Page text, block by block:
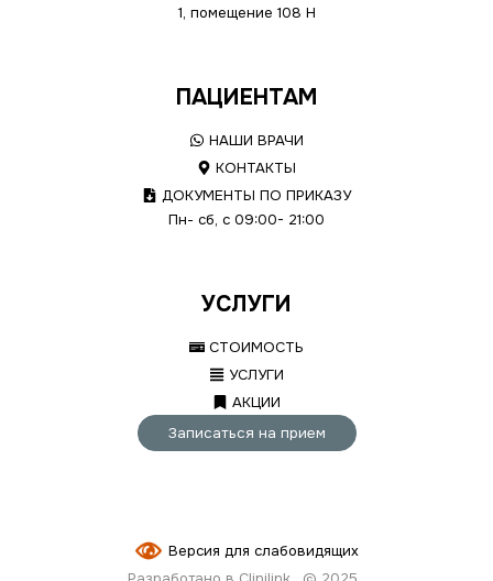
1, помещение 108 Н
ПАЦИЕНТАМ
НАШИ ВРАЧИ
КОНТАКТЫ
ДОКУМЕНТЫ ПО ПРИКАЗУ
Пн- сб, с 09:00- 21:00
УСЛУГИ
СТОИМОСТЬ
УСЛУГИ
АКЦИИ
Записаться на прием
Версия для слабовидящих